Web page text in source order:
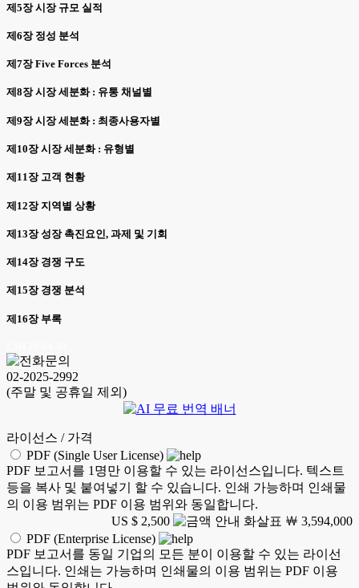
제5장 시장 규모 실적
제6장 정성 분석
제7장 Five Forces 분석
제8장 시장 세분화 : 유통 채널별
제9장 시장 세분화 : 최종사용자별
제10장 시장 세분화 : 유형별
제11장 고객 현황
제12장 지역별 상황
제13장 성장 촉진요인, 과제 및 기회
제14장 경쟁 구도
제15장 경쟁 분석
제16장 부록
02-2025-2992
(주말 및 공휴일 제외)
라이선스 / 가격
PDF (Single User License)
PDF 보고서를 1명만 이용할 수 있는 라이선스입니다. 텍스트
등을 복사 및 붙여넣기 할 수 있습니다. 인쇄 가능하며 인쇄물
의 이용 범위는 PDF 이용 범위와 동일합니다.
US $ 2,500
￦ 3,594,000
PDF (Enterprise License)
PDF 보고서를 동일 기업의 모든 분이 이용할 수 있는 라이선
스입니다. 인쇄는 가능하며 인쇄물의 이용 범위는 PDF 이용